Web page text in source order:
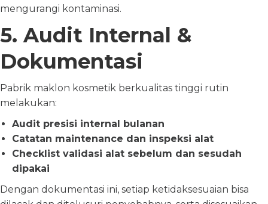
mengurangi kontaminasi.
5. Audit Internal &
Dokumentasi
Pabrik maklon kosmetik berkualitas tinggi rutin
melakukan:
Audit presisi internal bulanan
Catatan maintenance dan inspeksi alat
Checklist validasi alat sebelum dan sesudah
dipakai
Dengan dokumentasi ini, setiap ketidaksesuaian bisa